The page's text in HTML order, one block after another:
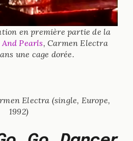
en première partie de la
Pearls, Carmen Electra
une cage dorée.
Electra (single, Europe,
1992)